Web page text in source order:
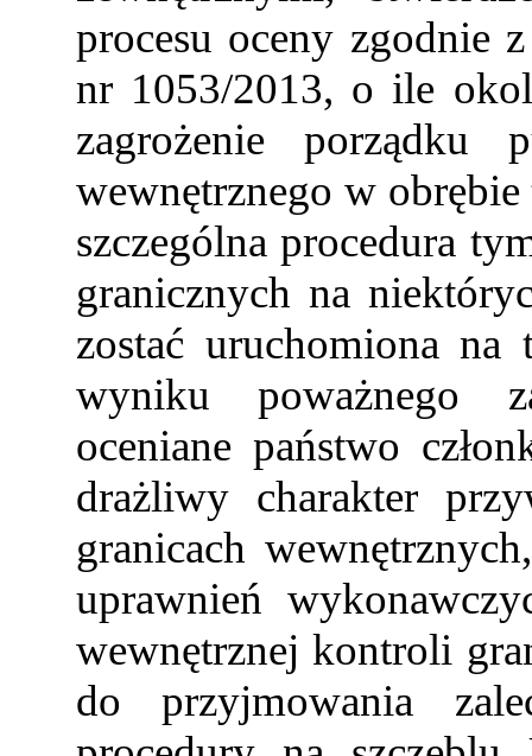
procesu oceny zgodnie
nr 1053/2013, o ile
zagrożenie porządku
wewnętrznego w
szczególna procedura
granicznych na
zostać uruchomiona
wyniku poważnego
oceniane państwo
drażliwy charakter
granicach
uprawnień
wewnętrznej kontroli
do przyjmowania